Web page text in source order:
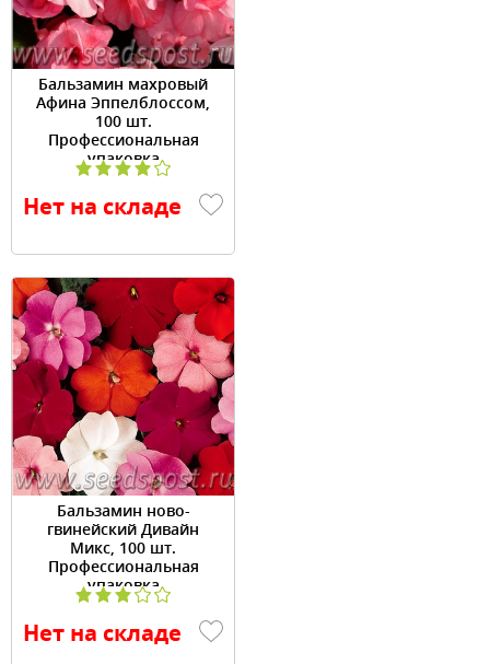
Бальзамин махровый
Афина Эппелблоссом,
100 шт.
Профессиональная
упаковка
Нет на складе
Бальзамин ново-
гвинейский Дивайн
Микс, 100 шт.
Профессиональная
упаковка
Нет на складе